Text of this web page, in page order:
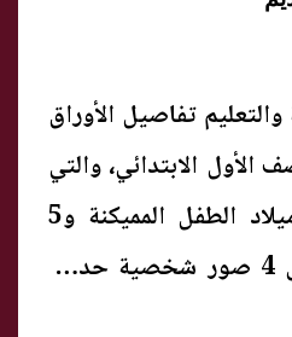
تفاصيل الأوراق
الأول الابتدائي، والتي
تشمل أصل شهادة ميلاد الطفل المميكنة و5
صور منها، إضافة إلى 4 صور شخصية حديثة